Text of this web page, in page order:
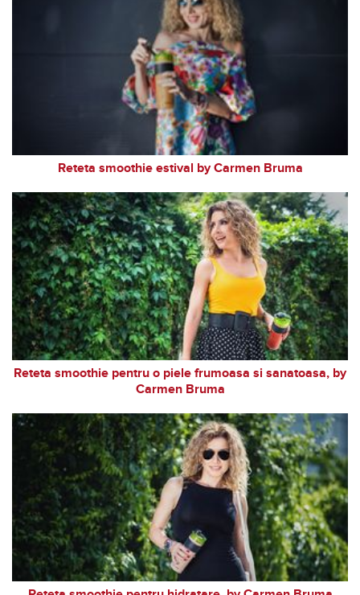
Reteta smoothie estival by Carmen Bruma
Reteta smoothie pentru o piele frumoasa si sanatoasa, by
Carmen Bruma